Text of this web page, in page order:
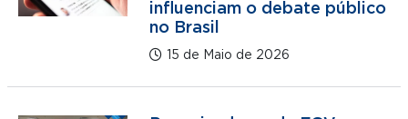
influenciam o debate público
no Brasil
15 de Maio de 2026